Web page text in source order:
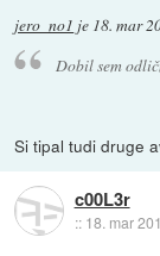
jero_no1 je 18. mar
Dobil sem
Si tipal tudi druge
c00L3r
:: 18. mar